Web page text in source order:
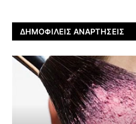
ΔΗΜΟΦΙΛΕΊΣ ΑΝΑΡΤΉΣΕΙΣ